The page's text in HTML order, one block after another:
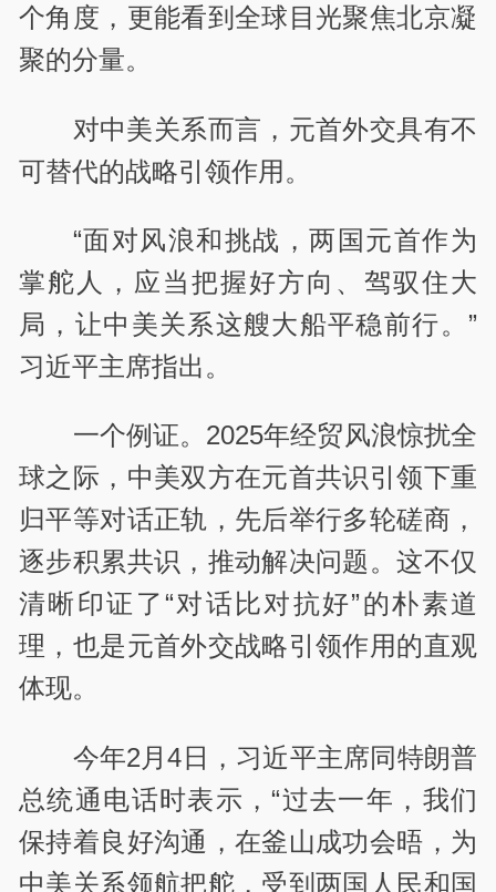
个角度，更能看到全球目光聚焦北京凝
聚的分量。
对中美关系而言，元首外交具有不
可替代的战略引领作用。
“面对风浪和挑战，两国元首作为
掌舵人，应当把握好方向、驾驭住大
局，让中美关系这艘大船平稳前行。”
习近平主席指出。
一个例证。2025年经贸风浪惊扰全
球之际，中美双方在元首共识引领下重
归平等对话正轨，先后举行多轮磋商，
逐步积累共识，推动解决问题。这不仅
清晰印证了“对话比对抗好”的朴素道
理，也是元首外交战略引领作用的直观
体现。
今年2月4日，习近平主席同特朗普
总统通电话时表示，“过去一年，我们
保持着良好沟通，在釜山成功会晤，为
中美关系领航把舵，受到两国人民和国